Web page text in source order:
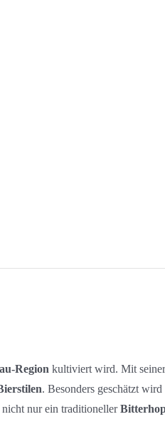
Region kultiviert wird. Mit
. Besonders geschätzt
nicht nur ein traditioneller